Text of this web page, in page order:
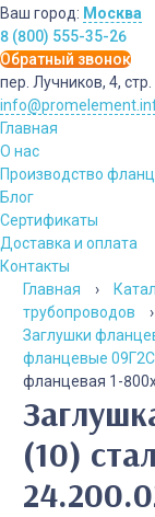
Ваш город: Москва
8 (800) 555-35-26
Обратный звонок
пер. Лучников, 4, стр.
Главная
О нас
Производство
Блог
Сертификаты
Доставка и оплата
Контакты
Главная
›
трубопроводов
›
Заглушки
фланцевые
фланцевая 1-
Заглушка фланцевая 1-800х1
(10)